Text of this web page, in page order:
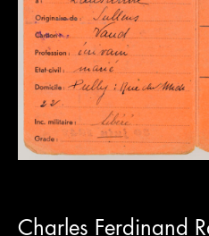
Charles Ferdinand